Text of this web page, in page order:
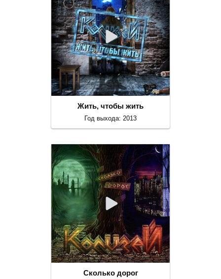
Жить, чтобы жить
Год выхода: 2013
Сколько дорог